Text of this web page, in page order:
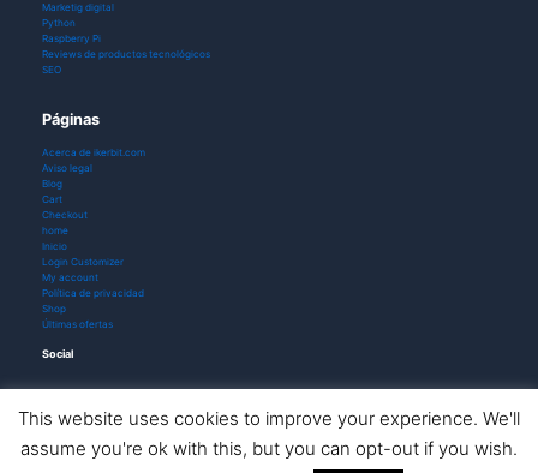
Marketig digital
Python
Raspberry Pi
Reviews de productos tecnológicos
SEO
Páginas
Acerca de ikerbit.com
Aviso legal
Blog
Cart
Checkout
home
Inicio
Login Customizer
My account
Política de privacidad
Shop
Últimas ofertas
Social
Todos los derechos © 2026 ikerbit |Aviso de afiliación
This website uses cookies to improve your experience. We'll
assume you're ok with this, but you can opt-out if you wish.